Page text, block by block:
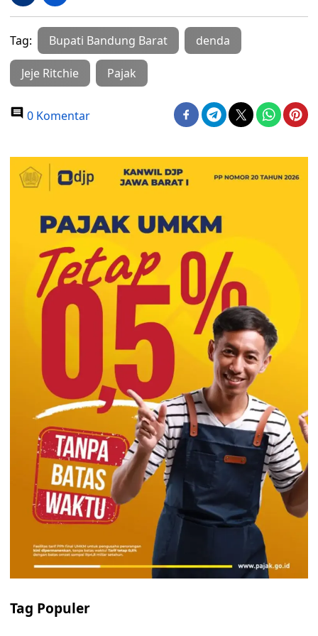
Tag: Bupati Bandung Barat denda
Jeje Ritchie Pajak
0 Komentar
Tag Populer